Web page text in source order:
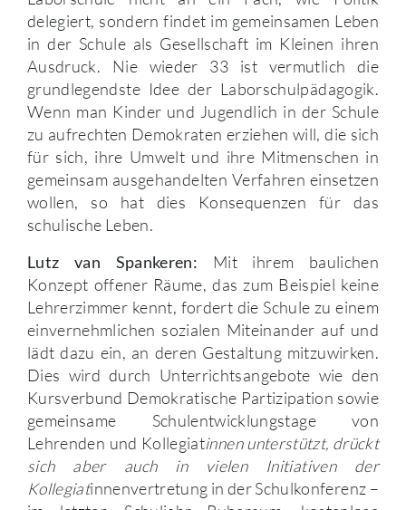
delegiert, sondern findet im gemeinsamen Leben
in der Schule als Gesellschaft im Kleinen ihren
Ausdruck. Nie wieder 33 ist vermutlich die
grundlegendste Idee der Laborschulpädagogik.
Wenn man Kinder und Jugendlich in der Schule
zu aufrechten Demokraten erziehen will, die sich
für sich, ihre Umwelt und ihre Mitmenschen in
gemeinsam ausgehandelten Verfahren einsetzen
wollen, so hat dies Konsequenzen für das
schulische Leben.
Lutz van Spankeren: Mit ihrem baulichen
Konzept offener Räume, das zum Beispiel keine
Lehrerzimmer kennt, fordert die Schule zu einem
einvernehmlichen sozialen Miteinander auf und
lädt dazu ein, an deren Gestaltung mitzuwirken.
Dies wird durch Unterrichtsangebote wie den
Kursverbund Demokratische Partizipation sowie
gemeinsame Schulentwicklungstage von
Lehrenden und Kollegiatinnen unterstützt, drückt
sich aber auch in vielen Initiativen der
Kollegiatinnenvertretung in der Schulkonferenz –